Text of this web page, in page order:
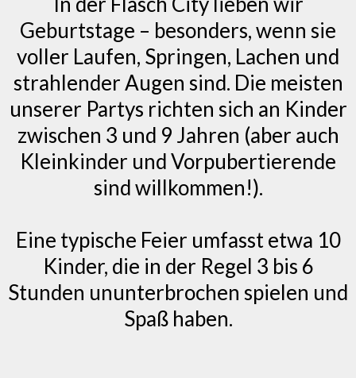
Geburtstage – besonders, wenn sie
voller Laufen, Springen, Lachen und
strahlender Augen sind. Die meisten
unserer Partys richten sich an Kinder
zwischen 3 und 9 Jahren (aber auch
Kleinkinder und Vorpubertierende
sind willkommen!).
Eine typische Feier umfasst etwa 10
Kinder, die in der Regel 3 bis 6
Stunden ununterbrochen spielen und
Spaß haben.